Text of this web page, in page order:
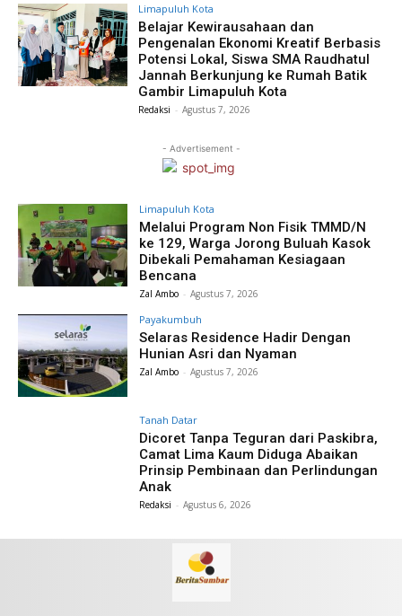
Limapuluh Kota
Belajar Kewirausahaan dan
Pengenalan Ekonomi Kreatif Berbasis
Potensi Lokal, Siswa SMA Raudhatul
Jannah Berkunjung ke Rumah Batik
Gambir Limapuluh Kota
Redaksi - Agustus 7, 2026
- Advertisement -
Limapuluh Kota
Melalui Program Non Fisik TMMD/N
ke 129, Warga Jorong Buluah Kasok
Dibekali Pemahaman Kesiagaan
Bencana
Zal Ambo - Agustus 7, 2026
Payakumbuh
Selaras Residence Hadir Dengan
Hunian Asri dan Nyaman
Zal Ambo - Agustus 7, 2026
Tanah Datar
Dicoret Tanpa Teguran dari Paskibra,
Camat Lima Kaum Diduga Abaikan
Prinsip Pembinaan dan Perlindungan
Anak
Redaksi - Agustus 6, 2026